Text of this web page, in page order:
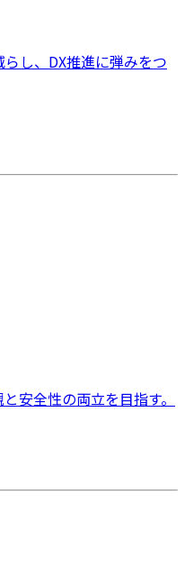
し、DX推進に弾みをつ
安全性の両立を目指す。